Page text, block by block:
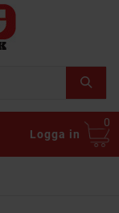
Logga in
0